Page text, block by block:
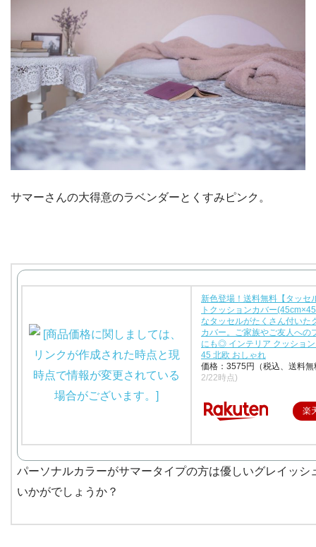
サマーさんの大得意のラベンダーとくすみピンク。
新色登場！送料無料【タッセ
トクッションカバー
なタッセルがたくさん付いた
カバー。ご家族やご友人への
にも◎ インテリア クッショ
45 北欧 おしゃれ
価格：3575円（税込、送料
2/22時点)
楽
パーソナルカラーがサマータイプの方は優しいグレイッシ
いかがでしょうか？